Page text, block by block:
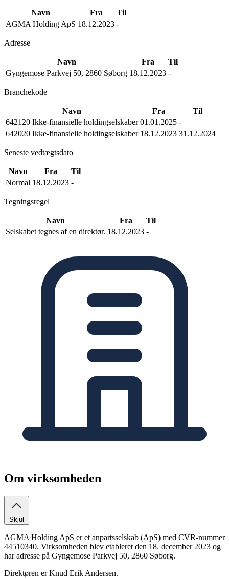
Navn Fra
Til
AGMA Holding ApS 18.12.2023 -
Adresse
Navn Fra
Til
Gyngemose Parkvej 50, 2860 Søborg 18.12.2023 -
Branchekode
Navn Fra
Til
642120 Ikke-finansielle holdingselskaber 01.01.2025 -
642020 Ikke-finansielle holdingselskaber 18.12.2023 31.12.2024
Seneste vedtægtsdato
Navn Fra
Til
Normal 18.12.2023 -
Tegningsregel
Navn Fra
Til
Selskabet tegnes af en direktør. 18.12.2023 -
Om virksomheden
Skjul
AGMA Holding ApS er et anpartsselskab (ApS) med CVR-nummer
44510340. Virksomheden blev etableret den 18. december 2023 og
har adresse på Gyngemose Parkvej 50, 2860 Søborg.
Direktøren er Knud Erik Andersen.